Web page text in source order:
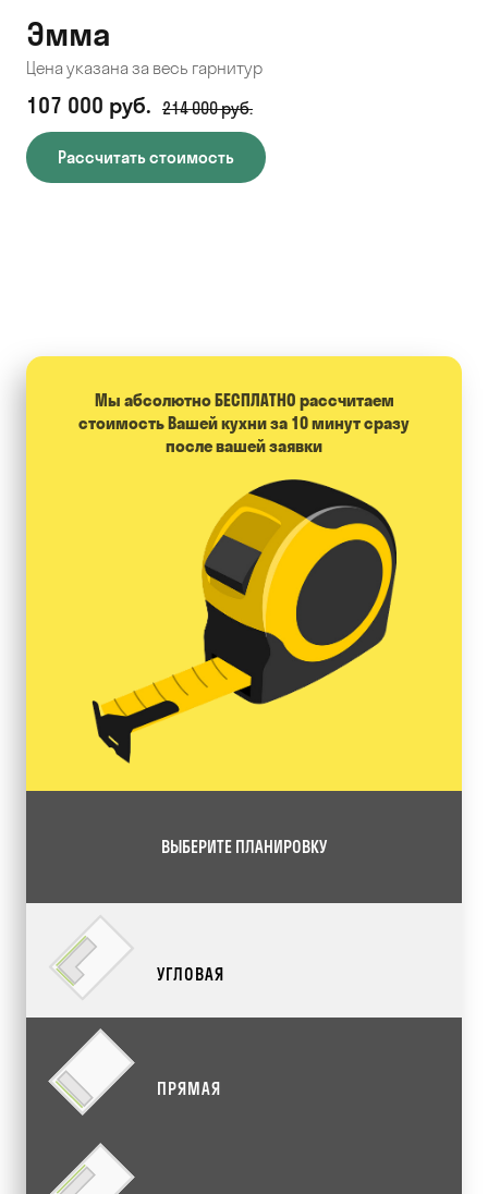
Эмма
Цена указана за весь гарнитур
107 000 руб. 214 000 руб.
Рассчитать стоимость
Мы абсолютно БЕСПЛАТНО расcчитаем
стоимость Вашей кухни за 10 минут сразу
после вашей заявки
ВЫБЕРИТЕ ПЛАНИРОВКУ
УГЛОВАЯ
ПРЯМАЯ